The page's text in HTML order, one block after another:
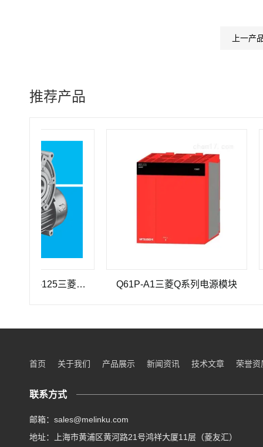
上一产
推荐产品
三菱重工SEHV100L-125三菱重工蜗轮蜗杆减速机SEHV100L-125 Q61P-A1三菱Q系列电源模块
首页 关于我们 产品展示 新闻资讯 技术文章 荣誉资
联系方式
邮箱：sales@melinku.com
地址：上海市黄浦区黄河路21号鸿祥大厦11层（菱友汇）